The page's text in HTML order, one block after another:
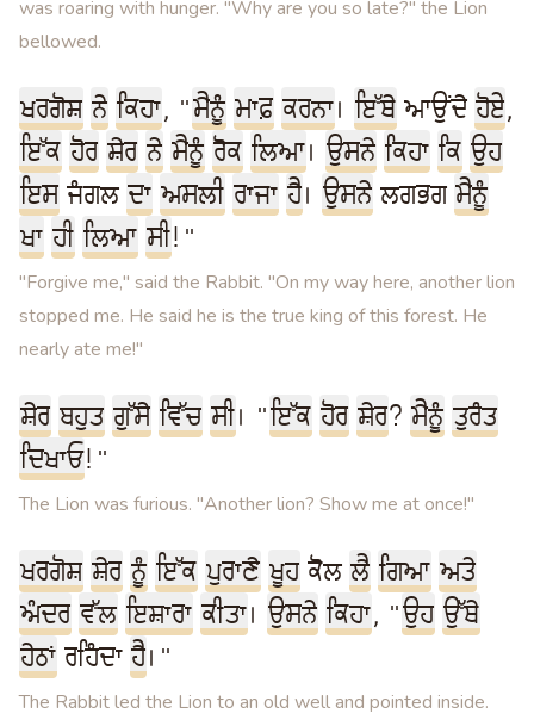
was roaring with hunger. "Why are you so late?" the Lion
bellowed.
ਖਰਗੋਸ਼ ਨੇ ਕਿਹਾ, "ਮੈਨੂੰ ਮਾਫ਼ ਕਰਨਾ। ਇੱਥੇ ਆਉਂਦੇ ਹੋਏ,
ਇੱਕ ਹੋਰ ਸ਼ੇਰ ਨੇ ਮੈਨੂੰ ਰੋਕ ਲਿਆ। ਉਸਨੇ ਕਿਹਾ ਕਿ ਉਹ
ਇਸ ਜੰਗਲ ਦਾ ਅਸਲੀ ਰਾਜਾ ਹੈ। ਉਸਨੇ ਲਗਭਗ ਮੈਨੂੰ
ਖਾ ਹੀ ਲਿਆ ਸੀ!"
"Forgive me," said the Rabbit. "On my way here, another lion
stopped me. He said he is the true king of this forest. He
nearly ate me!"
ਸ਼ੇਰ ਬਹੁਤ ਗੁੱਸੇ ਵਿੱਚ ਸੀ। "ਇੱਕ ਹੋਰ ਸ਼ੇਰ? ਮੈਨੂੰ ਤੁਰੰਤ
ਦਿਖਾਓ!"
The Lion was furious. "Another lion? Show me at once!"
ਖਰਗੋਸ਼ ਸ਼ੇਰ ਨੂੰ ਇੱਕ ਪੁਰਾਣੇ ਖੂਹ ਕੋਲ ਲੈ ਗਿਆ ਅਤੇ
ਅੰਦਰ ਵੱਲ ਇਸ਼ਾਰਾ ਕੀਤਾ। ਉਸਨੇ ਕਿਹਾ, "ਉਹ ਉੱਥੇ
ਹੇਠਾਂ ਰਹਿੰਦਾ ਹੈ।"
The Rabbit led the Lion to an old well and pointed inside.